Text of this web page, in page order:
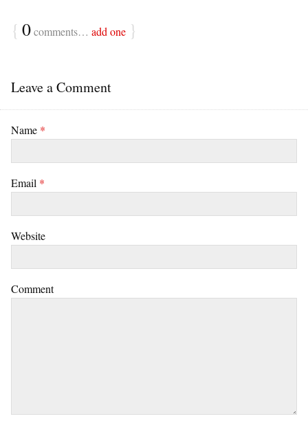
{ 0comments… add one }
Leave a Comment
Name *
Email *
Website
Comment